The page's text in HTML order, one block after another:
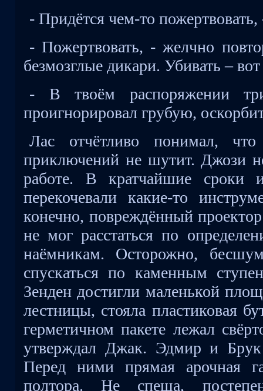
- Придётся чем-то
- Пожертвовать, - желчно
безмозглые дикари. Убивать –
- В твоём распоряжении
проигнорировал грубую,
Лас отчётливо понимал, что
приключений не шутит. Джози
работе. В кратчайшие сроки
перекочевали какие-то
конечно, повреждённый
не мог расстаться по
наёмникам. Осторожно,
спускаться по каменным
Зенден достигли маленькой
лестницы, стояла пластиковая
герметичном пакете лежал
утверждал Джак. Эдмир и Брук
Перед ними прямая арочная
полтора. Не спеша,